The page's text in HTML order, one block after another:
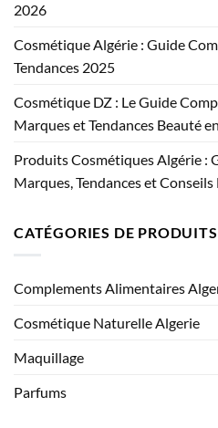
2026
Cosmétique Algérie : Guide
Tendances 2025
Cosmétique DZ : Le Guide
Marques et Tendances Beauté
Produits Cosmétiques Algérie :
Marques, Tendances et
CATÉGORIES DE PRODUITS
Complements Alimentaires
Cosmétique Naturelle Algerie
Maquillage
Parfums